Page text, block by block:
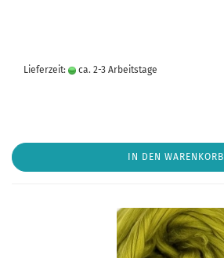
Lieferzeit: ca. 2-3 Arbeitstage
IN DEN WARENKORB